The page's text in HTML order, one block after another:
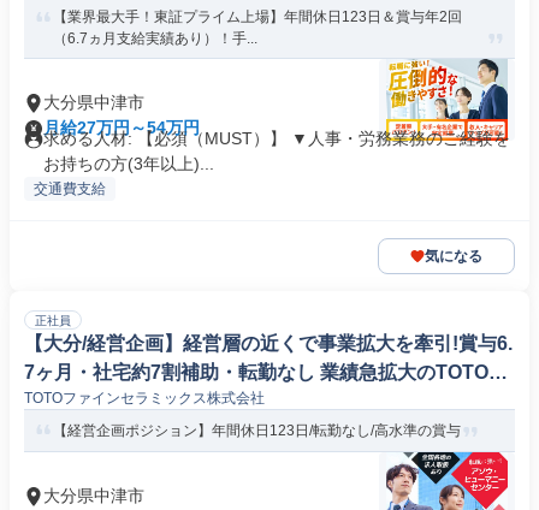
【業界最大手！東証プライム上場】年間休日123日＆賞与年2回
（6.7ヵ月支給実績あり）！手...
大分県中津市
月給27万円～54万円
求める人材: 【必須（MUST）】 ▼人事・労務業務のご経験を
お持ちの方(3年以上)...
交通費支給
気になる
正社員
【大分/経営企画】経営層の近くで事業拡大を牽引!賞与6.
7ヶ月・社宅約7割補助・転勤なし 業績急拡大のTOTOグ
ループ 高収益の半導体向け事業で中長期戦略を担う! #54
TOTOファインセラミックス株式会社
【経営企画ポジション】年間休日123日/転勤なし/高水準の賞与
大分県中津市